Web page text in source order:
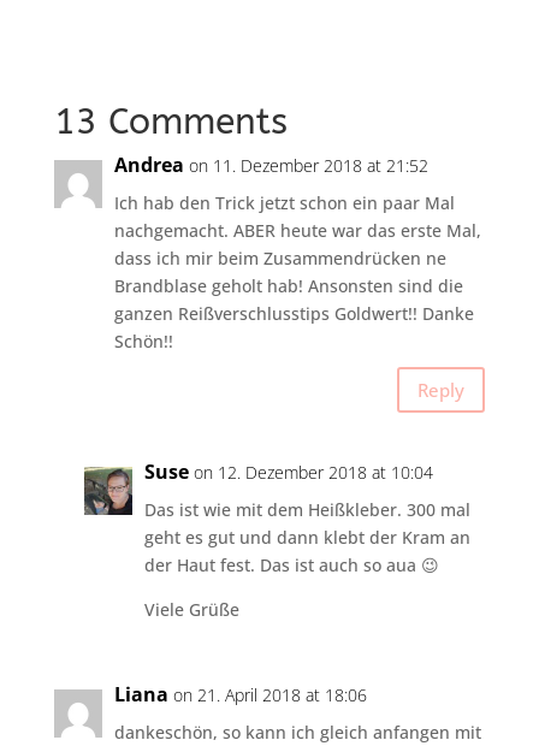
13 Comments
Andrea on 11. Dezember 2018 at 21:52
Ich hab den Trick jetzt schon ein paar Mal
nachgemacht. ABER heute war das erste Mal,
dass ich mir beim Zusammendrücken ne
Brandblase geholt hab! Ansonsten sind die
ganzen Reißverschlusstips Goldwert!! Danke
Schön!!
Reply
Suse on 12. Dezember 2018 at 10:04
Das ist wie mit dem Heißkleber. 300 mal
geht es gut und dann klebt der Kram an
der Haut fest. Das ist auch so aua 😉
Viele Grüße
Liana on 21. April 2018 at 18:06
dankeschön, so kann ich gleich anfangen mit